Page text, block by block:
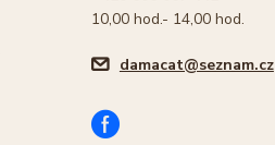
10,00 hod.- 14,00 hod.
damacat@seznam.cz